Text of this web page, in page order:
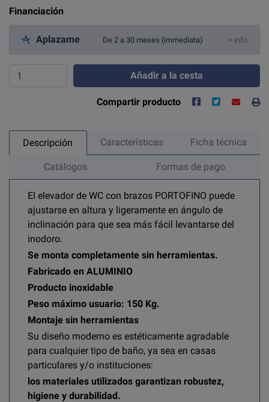
Financiación
Aplazame De 2 a 30 meses (immediata) + info
Añadir a la cesta
Compartir producto
Descripción Características Ficha técnica
Catálogos Formas de pago
El elevador de WC con brazos PORTOFINO puede
ajustarse en altura y ligeramente en ángulo de
inclinación para que sea más fácil levantarse del
inodoro.
Se monta completamente sin herramientas.
Fabricado en ALUMINIO
Producto inoxidable
Peso máximo usuario: 150 Kg.
Montaje sin herramientas
Su diseño moderno es estéticamente agradable
para cualquier tipo de baño, ya sea en casas
particulares y/o instituciones:
los materiales utilizados garantizan robustez,
higiene y durabilidad.